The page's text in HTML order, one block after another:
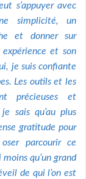
s’appuyer avec
simplicité, un
et donner sur
et son
je suis confiante
Les outils et les
précieuses et
sais qu’au plus
gratitude pour
parcourir ce
qu’un grand
de qui l’on est